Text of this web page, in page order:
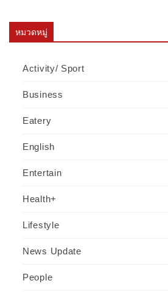
หมวดหมู่
Activity/ Sport
Business
Eatery
English
Entertain
Health+
Lifestyle
News Update
People